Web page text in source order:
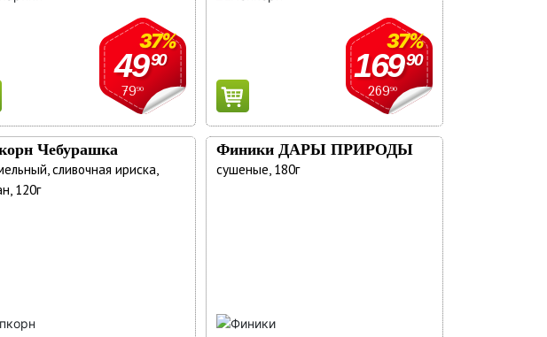
7990
37%
4990
26990
37%
16990
Чебурашка
сливочная ириска,
120г
Финики ДАРЫ ПРИРОДЫ
сушеные, 180г